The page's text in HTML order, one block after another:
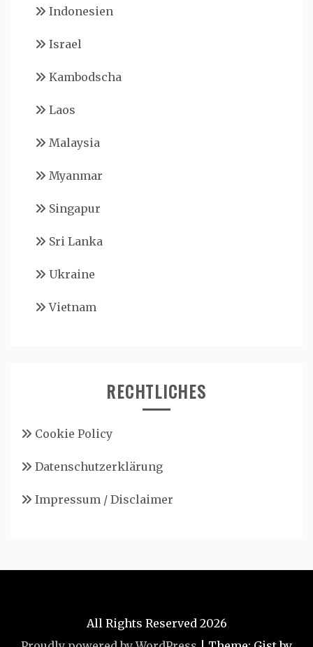
Indonesien
Israel
Kambodscha
Laos
Malaysia
Myanmar
Singapur
Sri Lanka
Ukraine
Vietnam
RECHTLICHES
Cookie Policy
Datenschutzerklärung
Impressum / Disclaimer
All Rights Reserved 2026